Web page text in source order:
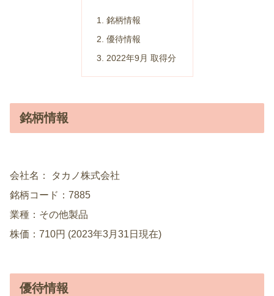
銘柄情報
優待情報
2022年9月 取得分
銘柄情報
会社名： タカノ株式会社
銘柄コード：7885
業種：その他製品
株価：710円 (2023年3月31日現在)
優待情報